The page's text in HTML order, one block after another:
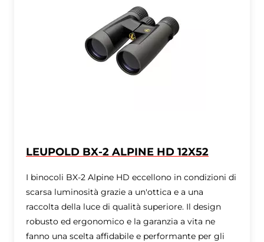
LEUPOLD BX-2 ALPINE HD 12X52
I binocoli BX-2 Alpine HD eccellono in condizioni di
scarsa luminosità grazie a un'ottica e a una
raccolta della luce di qualità superiore. Il design
robusto ed ergonomico e la garanzia a vita ne
fanno una scelta affidabile e performante per gli